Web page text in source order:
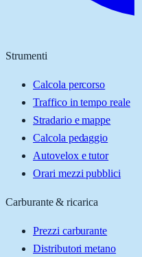
Strumenti
Calcola percorso
Traffico in tempo reale
Stradario e mappe
Calcola pedaggio
Autovelox e tutor
Orari mezzi pubblici
Carburante & ricarica
Prezzi carburante
Distributori metano